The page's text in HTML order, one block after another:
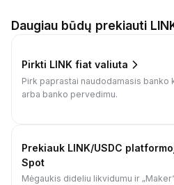
Daugiau būdų prekiauti
Pirkti LINK fiat valiuta
Pirk paprastai naudodamasis banko
arba banko pervedimu.
Prekiauk LINK/USDC
Spot
Mėgaukis dideliu likvidumu ir